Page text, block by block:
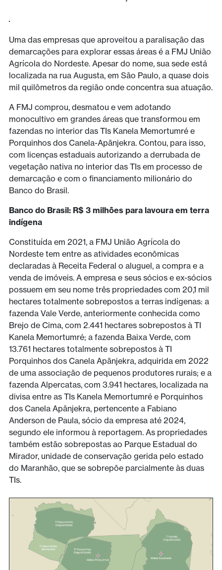
Uma das empresas que aproveitou a paralisação das
demarcações para explorar essas áreas é a FMJ União
Agrícola do Nordeste. Apesar do nome, sua sede está
localizada na rua Augusta, em São Paulo, a quase dois
mil quilômetros da região onde concentra sua atuação.
A FMJ comprou, desmatou e vem adotando
monocultivo em grandes áreas que transformou em
fazendas no interior das TIs Kanela Memortumré e
Porquinhos dos Canela-Apãnjekra. Contou, para isso,
com licenças estaduais autorizando a derrubada de
vegetação nativa no interior das TIs em processo de
demarcação e com o financiamento milionário do
Banco do Brasil.
Banco do Brasil: R$ 3 milhões para lavoura em terra
indígena
Constituída em 2021, a FMJ União Agrícola do
Nordeste tem entre as atividades econômicas
declaradas à Receita Federal o aluguel, a compra e a
venda de imóveis. A empresa e seus sócios e ex-sócios
possuem em seu nome três propriedades com 20,1 mil
hectares totalmente sobrepostos a terras indígenas: a
fazenda Vale Verde, anteriormente conhecida como
Brejo de Cima, com 2.441 hectares sobrepostos à TI
Kanela Memortumré; a fazenda Baixa Verde, com
13.761 hectares totalmente sobrepostos à TI
Porquinhos dos Canela Apãnjekra, adquirida em 2022
de uma associação de pequenos produtores rurais; e a
fazenda Alpercatas, com 3.941 hectares, localizada na
divisa entre as TIs Kanela Memortumré e Porquinhos
dos Canela Apãnjekra, pertencente a Fabiano
Anderson de Paula, sócio da empresa até 2024,
segundo ele informou à reportagem. As propriedades
também estão sobrepostas ao Parque Estadual do
Mirador, unidade de conservação gerida pelo estado
do Maranhão, que se sobrepõe parcialmente às duas
TIs.